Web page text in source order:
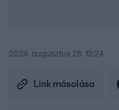
2024. augusztus 28. 13:24
Link másolása